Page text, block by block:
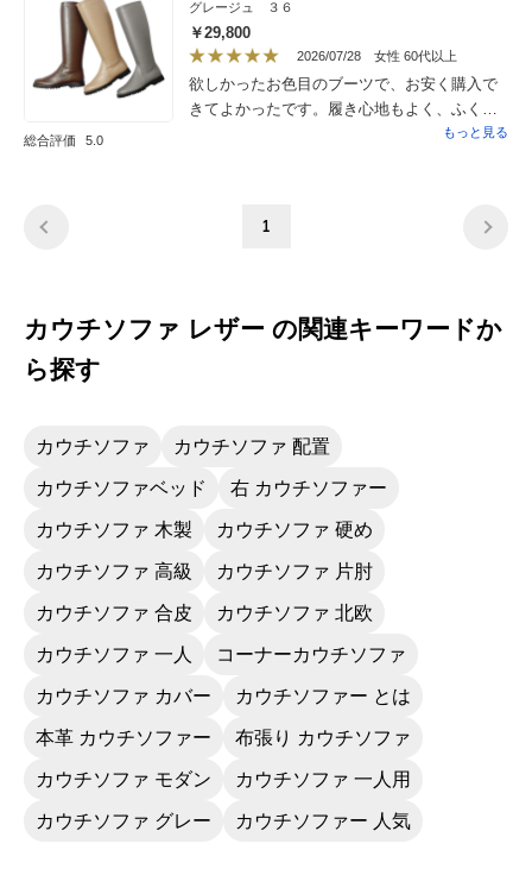
総合評価 5.0
グレージュ ３６
￥29,800
2026/07/28 女性 60代以上
欲しかったお色目のブーツで、お安く購入で
きてよかったです。履き心地もよく、ふくら
はぎや膝下部分あたりも余裕があるので、脚
もっと見る
1
カウチソファ レザー の関連キーワードか
ら探す
カウチソファ カウチソファ 配置
カウチソファベッド 右 カウチソファー
カウチソファ 木製 カウチソファ 硬め
カウチソファ 高級 カウチソファ 片肘
カウチソファ 合皮 カウチソファ 北欧
カウチソファ 一人 コーナーカウチソファ
カウチソファ カバー カウチソファー とは
本革 カウチソファー 布張り カウチソファ
カウチソファ モダン カウチソファ 一人用
カウチソファ グレー カウチソファー 人気